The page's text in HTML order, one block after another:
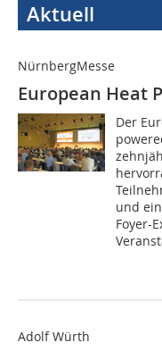
Aktuell
NürnbergMesse
European Heat
Der
und
Foyer-
Adolf Würth